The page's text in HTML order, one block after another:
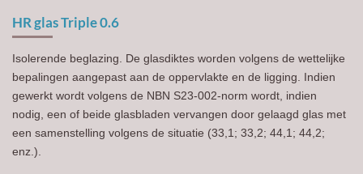
HR glas Triple 0.6
Isolerende beglazing. De glasdiktes worden volgens de wettelijke
bepalingen aangepast aan de oppervlakte en de ligging. Indien
gewerkt wordt volgens de NBN S23-002-norm wordt, indien
nodig, een of beide glasbladen vervangen door gelaagd glas met
een samenstelling volgens de situatie (33,1; 33,2; 44,1; 44,2;
enz.).